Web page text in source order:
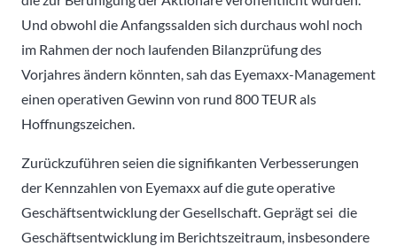
Und obwohl die Anfangssalden sich durchaus wohl noch
im Rahmen der noch laufenden Bilanzprüfung des
Vorjahres ändern könnten, sah das Eyemaxx-Management
einen operativen Gewinn von rund 800 TEUR als
Hoffnungszeichen.
Zurückzuführen seien die signifikanten Verbesserungen
der Kennzahlen von Eyemaxx auf die gute operative
Geschäftsentwicklung der Gesellschaft. Geprägt sei die
Geschäftsentwicklung im Berichtszeitraum, insbesondere